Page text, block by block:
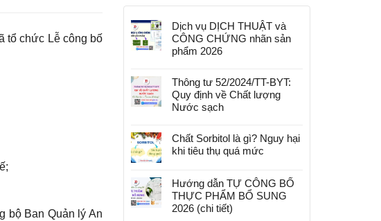
tổ chức Lễ công bố
bộ Ban Quản lý An
Dịch vụ DỊCH THUẬT và
CÔNG CHỨNG nhãn sản
phẩm 2026
Thông tư 52/2024/TT-BYT:
Quy định về Chất lượng
Nước sạch
Chất Sorbitol là gì? Nguy hại
khi tiêu thụ quá mức
Hướng dẫn TỰ CÔNG BỐ
THỰC PHẨM BỔ SUNG
2026 (chi tiết)